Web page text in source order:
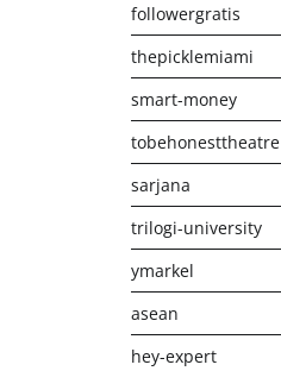
followergratis
thepicklemiami
smart-money
tobehonesttheatre
sarjana
trilogi-university
ymarkel
asean
hey-expert